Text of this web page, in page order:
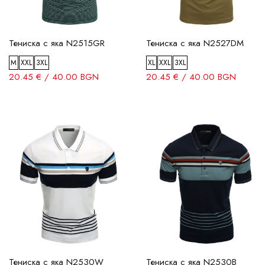
Тениска с яка N2515GR
M XXL 3XL
20.45 € / 40.00 BGN
Тениска с яка N2527DM
XL XXL 3XL
20.45 € / 40.00 BGN
Тениска с яка N2530W Тениска с яка N2530B